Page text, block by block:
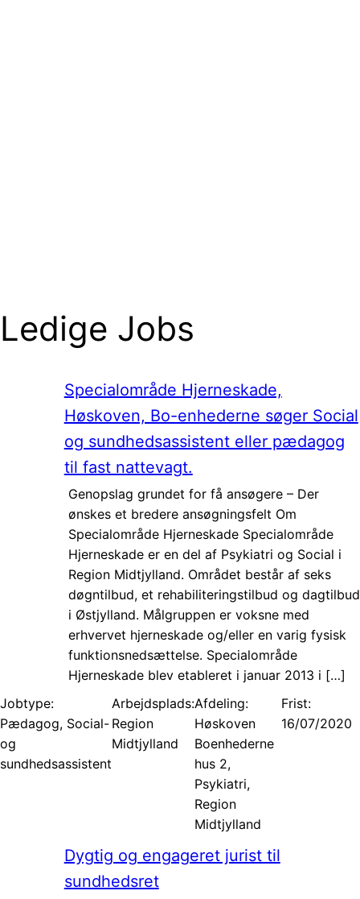
Ledige Jobs
Specialområde Hjerneskade,
Høskoven, Bo-enhederne søger Social
og sundhedsassistent eller pædagog
til fast nattevagt.
Genopslag grundet for få ansøgere – Der
ønskes et bredere ansøgningsfelt Om
Specialområde Hjerneskade Specialområde
Hjerneskade er en del af Psykiatri og Social i
Region Midtjylland. Området består af seks
døgntilbud, et rehabiliteringstilbud og dagtilbud
i Østjylland. Målgruppen er voksne med
erhvervet hjerneskade og/eller en varig fysisk
funktionsnedsættelse. Specialområde
Hjerneskade blev etableret i januar 2013 i […]
Jobtype:
Pædagog, Social-
og
sundhedsassistent
Arbejdsplads:
Region
Midtjylland
Afdeling:
Høskoven
Boenhederne
hus 2,
Psykiatri,
Region
Midtjylland
Frist:
16/07/2020
Dygtig og engageret jurist til
sundhedsret